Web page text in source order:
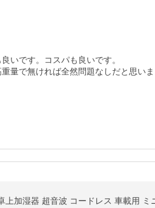
いです。コスパも良いです。
量で無ければ全然問題なしだと思いま